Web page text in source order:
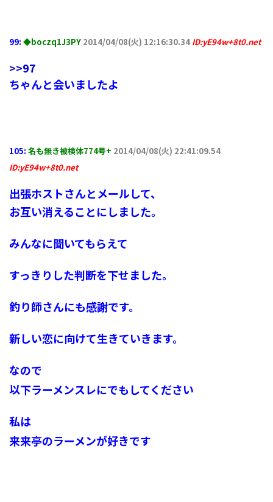
99: ◆boczq1J3PY 2014/04/08(火) 12:16:30.34 ID:yE94w+8t0.net
>>97
ちゃんと会いましたよ
105: 名も無き被検体774号+ 2014/04/08(火) 22:41:09.54
ID:yE94w+8t0.net
出張ホストさんとメールして、
お互い消えることにしました。
みんなに聞いてもらえて
すっきりした判断を下せました。
釣り師さんにも感謝です。
新しい恋に向けて生きていきます。
なので
以下ラーメンスレにでもしてください
私は
来来亭のラーメンが好きです